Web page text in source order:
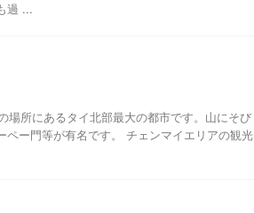
過 ...
場所にあるタイ北部最大の都市です。山にそび
ペー門等が有名です。 チェンマイエリアの観光